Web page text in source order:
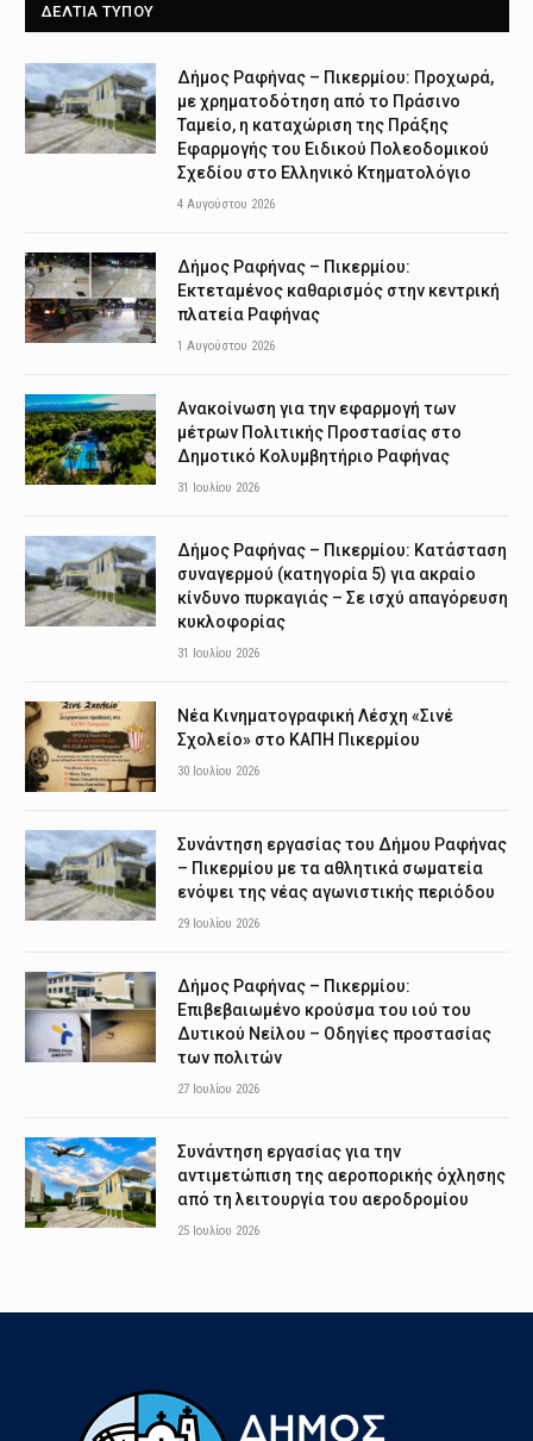
ΔΕΛΤΙΑ ΤΥΠΟΥ
Δήμος Ραφήνας – Πικερμίου: Προχωρά,
με χρηματοδότηση από το Πράσινο
Ταμείο, η καταχώριση της Πράξης
Εφαρμογής του Ειδικού Πολεοδομικού
Σχεδίου στο Ελληνικό Κτηματολόγιο
4 Αυγούστου 2026
Δήμος Ραφήνας – Πικερμίου:
Εκτεταμένος καθαρισμός στην κεντρική
πλατεία Ραφήνας
1 Αυγούστου 2026
Ανακοίνωση για την εφαρμογή των
μέτρων Πολιτικής Προστασίας στο
Δημοτικό Κολυμβητήριο Ραφήνας
31 Ιουλίου 2026
Δήμος Ραφήνας – Πικερμίου: Κατάσταση
συναγερμού (κατηγορία 5) για ακραίο
κίνδυνο πυρκαγιάς – Σε ισχύ απαγόρευση
κυκλοφορίας
31 Ιουλίου 2026
Νέα Κινηματογραφική Λέσχη «Σινέ
Σχολείο» στο ΚΑΠΗ Πικερμίου
30 Ιουλίου 2026
Συνάντηση εργασίας του Δήμου Ραφήνας
– Πικερμίου με τα αθλητικά σωματεία
ενόψει της νέας αγωνιστικής περιόδου
29 Ιουλίου 2026
Δήμος Ραφήνας – Πικερμίου:
Επιβεβαιωμένο κρούσμα του ιού του
Δυτικού Νείλου – Οδηγίες προστασίας
των πολιτών
27 Ιουλίου 2026
Συνάντηση εργασίας για την
αντιμετώπιση της αεροπορικής όχλησης
από τη λειτουργία του αεροδρομίου
25 Ιουλίου 2026